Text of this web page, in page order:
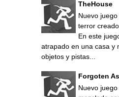
TheHouse
Nuevo
terror
En este
atrapado en una casa y
objetos y pistas...
Forgoten
Nuevo